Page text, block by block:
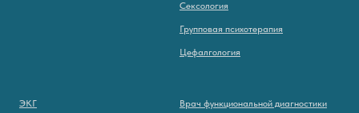
Сексология
Групповая психотерапия
Цефалгология
ЭКГ Врач функциональной диагностики